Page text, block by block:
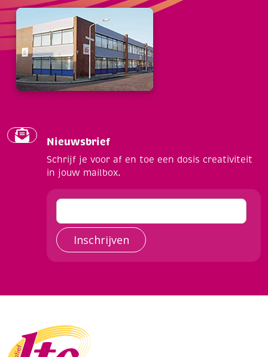
Nieuwsbrief
Schrijf je voor af en toe een dosis creativiteit
in jouw mailbox.
Inschrijven